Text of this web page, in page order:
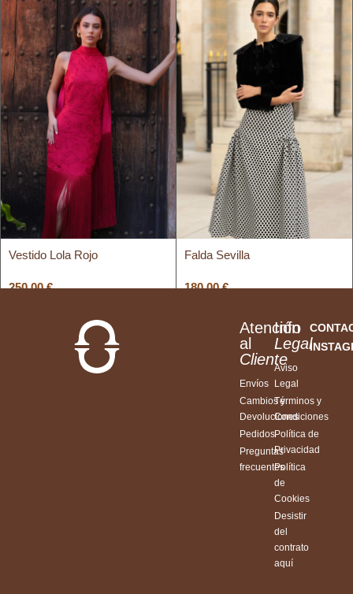
Vestido Lola Rojo
250,00€
Falda Sevilla
180,00€
Atención
al
Cliente
Envíos
Cambios y
Devoluciones
Pedidos
Preguntas
frecuentes
Info
Legal
Aviso
Legal
Términos y
Condiciones
Política de
Privacidad
Política
de
Cookies
Desistir
del
contrato
aquí